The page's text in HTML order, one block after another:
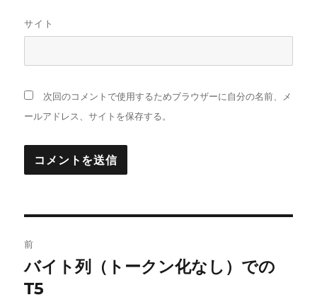
サイト
次回のコメントで使用するためブラウザーに自分の名前、メ
ールアドレス、サイトを保存する。
稿
ナ
前
前
の
バイト列（トークン化なし）での
T5